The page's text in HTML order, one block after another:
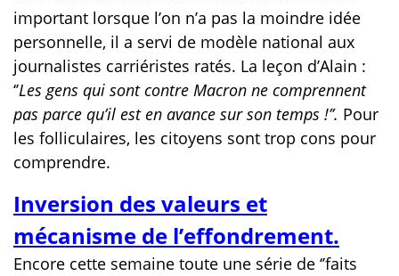
important lorsque l’on n’a pas la moindre idée
personnelle, il a servi de modèle national aux
journalistes carriéristes ratés. La leçon d’Alain :
‘’Les gens qui sont contre Macron ne comprennent
pas parce qu’il est en avance sur son temps !’’. Pour
les folliculaires, les citoyens sont trop cons pour
comprendre.
Inversion des valeurs et
mécanisme de l’effondrement.
Encore cette semaine toute une série de ‘’faits